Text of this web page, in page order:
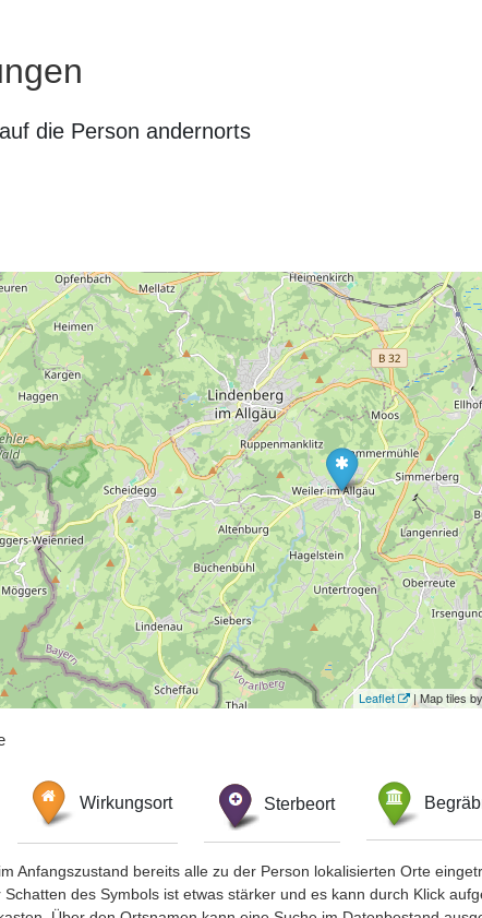
die Person andernorts
Leaflet | Map tiles
Wirkungsort Sterbeort
Anfangszustand bereits alle zu der Person lokalisierten Orte
des Symbols ist etwas stärker und es kann durch Klick